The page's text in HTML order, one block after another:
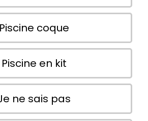
Piscine coque
Piscine en kit
ne sais pas